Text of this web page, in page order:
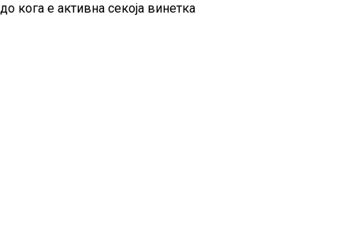
до кога е активна секоја винетка